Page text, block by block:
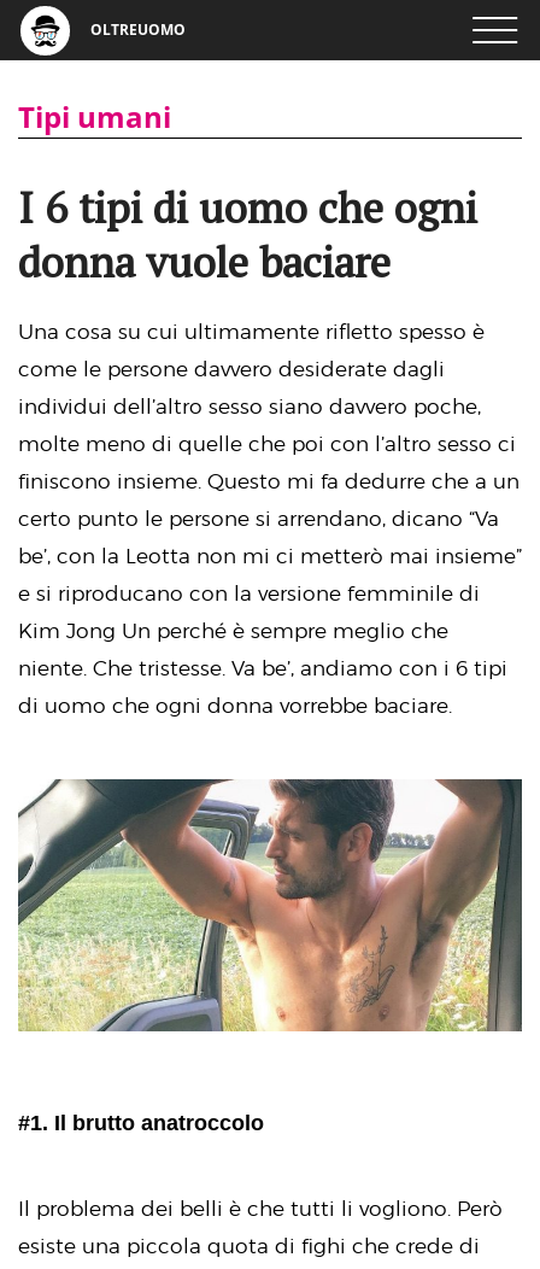
OLTREUOMO
Tipi umani
I 6 tipi di uomo che ogni
donna vuole baciare
Una cosa su cui ultimamente rifletto spesso è
come le persone davvero desiderate dagli
individui dell’altro sesso siano davvero poche,
molte meno di quelle che poi con l’altro sesso ci
finiscono insieme. Questo mi fa dedurre che a un
certo punto le persone si arrendano, dicano “Va
be’, con la Leotta non mi ci metterò mai insieme”
e si riproducano con la versione femminile di
Kim Jong Un perché è sempre meglio che
niente. Che tristesse. Va be’, andiamo con i 6 tipi
di uomo che ogni donna vorrebbe baciare.
#1. Il brutto anatroccolo
Il problema dei belli è che tutti li vogliono. Però
esiste una piccola quota di fighi che crede di